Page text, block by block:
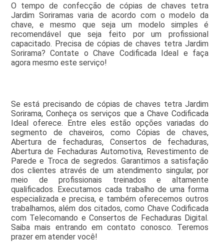
O tempo de confecção de cópias de chaves tetra
Jardim Soriramas varia de acordo com o modelo da
chave, e mesmo que seja um modelo simples é
recomendável que seja feito por um profissional
capacitado. Precisa de cópias de chaves tetra Jardim
Sorirama? Contate o Chave Codificada Ideal e faça
agora mesmo este serviço!
Se está precisando de cópias de chaves tetra Jardim
Sorirama, Conheça os serviços que a Chave Codificada
Ideal oferece. Entre eles estão opções variadas do
segmento de chaveiros, como Cópias de chaves,
Abertura de fechaduras, Consertos de fechaduras,
Abertura de Fechaduras Automotiva, Revestimento de
Parede e Troca de segredos. Garantimos a satisfação
dos clientes através de um atendimento singular, por
meio de profissionais treinados e altamente
qualificados. Executamos cada trabalho de uma forma
especializada e precisa, e também oferecemos outros
trabalhamos, além dos citados, como Chave Codificada
com Telecomando e Consertos de Fechaduras Digital.
Saiba mais entrando em contato conosco. Teremos
prazer em atender você!